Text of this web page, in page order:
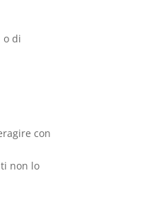
o di
con
non lo